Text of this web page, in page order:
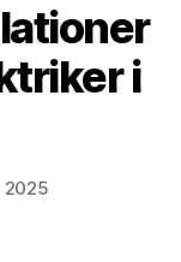
i
2025